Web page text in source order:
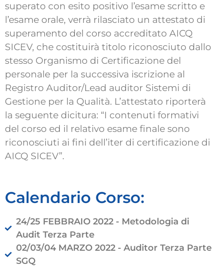
superato con esito positivo l’esame scritto e
l’esame orale, verrà rilasciato un attestato di
superamento del corso accreditato AICQ
SICEV, che costituirà titolo riconosciuto dallo
stesso Organismo di Certificazione del
personale per la successiva iscrizione al
Registro Auditor/Lead auditor Sistemi di
Gestione per la Qualità. L’attestato riporterà
la seguente dicitura: “I contenuti formativi
del corso ed il relativo esame finale sono
riconosciuti ai fini dell’iter di certificazione di
AICQ SICEV”.
Calendario Corso:
24/25 FEBBRAIO 2022 - Metodologia di
Audit Terza Parte
02/03/04 MARZO 2022 - Auditor Terza Parte
SGQ